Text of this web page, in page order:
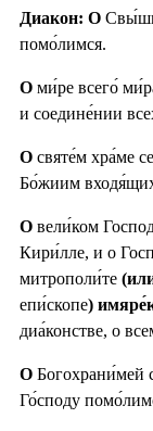
Диакон: О
помо́лимся.
О ми́ре всего́
и соедине́нии
О святе́м хра́ме
Бо́жиим
О вели́ком
Кири́лле, и о
митрополи́те
епи́скопе)
диа́констве, о
О Богохрани́мей
Го́споду